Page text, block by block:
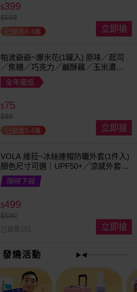
$399
$599
已銷售6.4萬 立即搶
帕波爺爺~爆米花(1罐入) 原味／起司
／焦糖／巧克力／鹹酥雞／玉米濃湯
／珍珠奶茶 款式可選
全年最低
$75
$99
已銷售5.4萬 立即搶
VOLA 維菈~冰絲連帽防曬外套(1件入)
顏色尺寸可選｜UPF50+／涼感外套／
可拆帽簷／馬尾孔設計／機車族防曬
限時下殺
$499
$590
已銷售151 立即搶
發燒活動